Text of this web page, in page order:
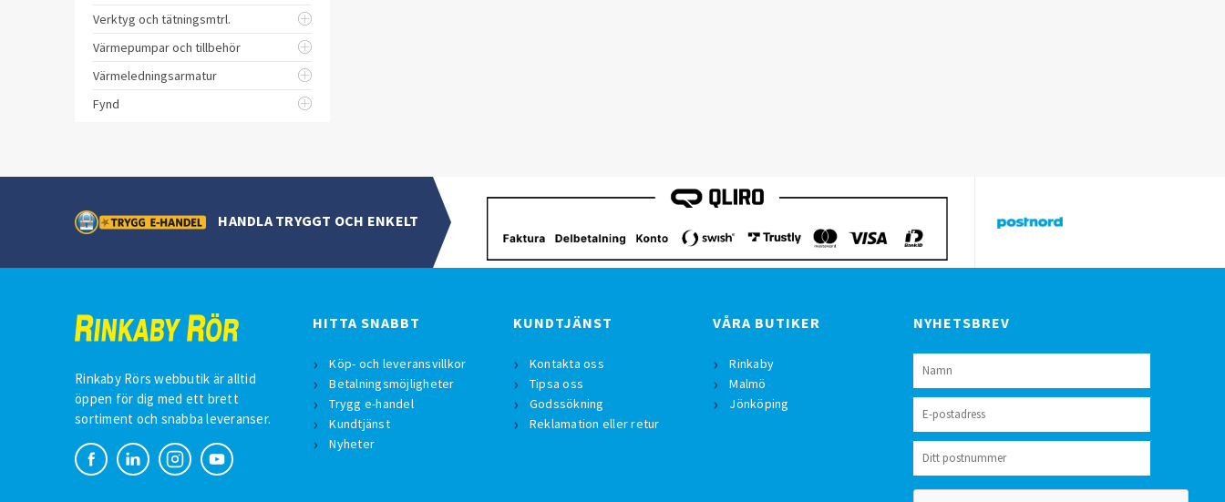
Verktyg och tätningsmtrl.
Värmepumpar och tillbehör
Värmeledningsarmatur
Fynd
HANDLA TRYGGT OCH ENKELT
Rinkaby Rörs webbutik är alltid
öppen för dig med ett brett
sortiment och snabba leveranser.
HITTA SNABBT
Köp- och leveransvillkor
Betalningsmöjligheter
Trygg e-handel
Kundtjänst
Nyheter
KUNDTJÄNST
Kontakta oss
Tipsa oss
Godssökning
Reklamation eller retur
VÅRA BUTIKER
Rinkaby
Malmö
Jönköping
NYHETSBREV